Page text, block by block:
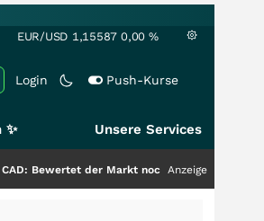
EUR/USD 1,15587 0,00 %
Login Push-Kurse
✨ Unsere Services
der Markt noch immer nur die Hälfte der
Anzeige